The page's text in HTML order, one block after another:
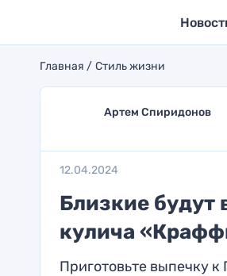
Главная Стиль жизни
Артем Спиридонов
12.04.2024
Близкие будут
кулича
Приготовьте выпечку к